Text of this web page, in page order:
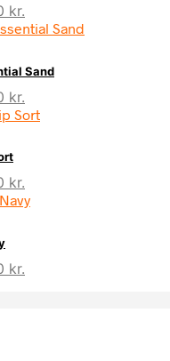
kr..
kr.
aktuelle
er:
199,00 kr..
Sand
kr.
aktuelle
kr.
aktuelle
kr.